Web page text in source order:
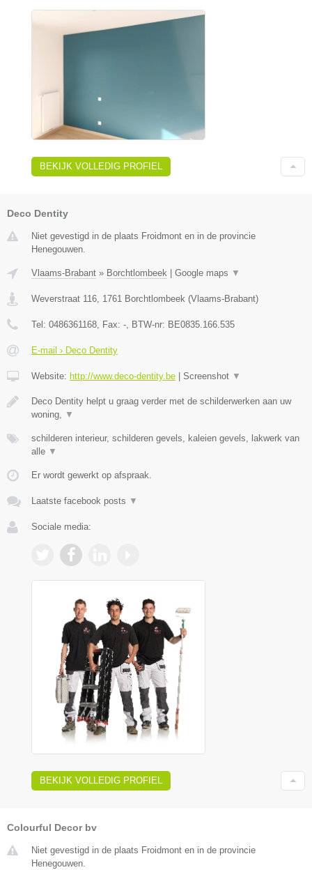
BEKIJK VOLLEDIG PROFIEL
Deco Dentity
Niet gevestigd in de plaats Froidmont en in de provincie
Henegouwen.
Vlaams-Brabant » Borchtlombeek Google maps ▼
Weverstraat 116, 1761 Borchtlombeek (Vlaams-Brabant)
Tel: 0486361168, Fax: -, BTW-nr: BE0835.166.535
E-mail › Deco Dentity
Website: http://www.deco-dentity.be Screenshot ▼
Deco Dentity helpt u graag verder met de schilderwerken aan uw
woning, ▼
schilderen interieur, schilderen gevels, kaleien gevels, lakwerk van
alle ▼
Er wordt gewerkt op afspraak.
Laatste facebook posts ▼
Sociale media:
BEKIJK VOLLEDIG PROFIEL
Colourful Decor bv
Niet gevestigd in de plaats Froidmont en in de provincie
Henegouwen.